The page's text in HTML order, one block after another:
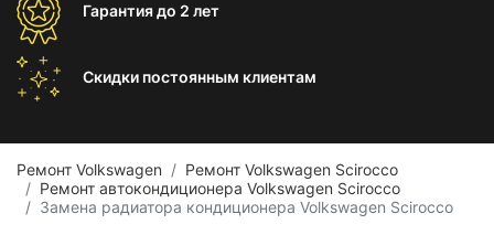
Гарантиядо 2 лет
Скидки постоянным клиентам
Ремонт Volkswagen
Ремонт Volkswagen Scirocco
Ремонт автокондиционера Volkswagen Scirocco
Замена радиатора кондиционера Volkswagen Scirocco